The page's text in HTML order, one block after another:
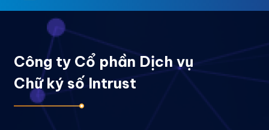
Công ty Cổ phần Dịch vụ
Chữ ký số Intrust